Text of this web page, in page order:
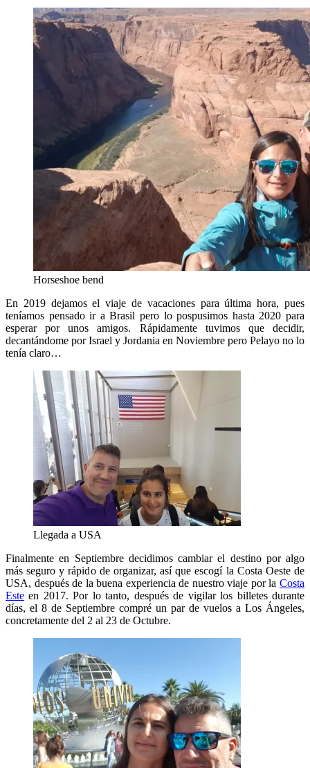
Horseshoe bend
En 2019 dejamos el viaje de vacaciones para última hora, pues
teníamos pensado ir a Brasil pero lo pospusimos hasta 2020 para
esperar por unos amigos. Rápidamente tuvimos que decidir,
decantándome por Israel y Jordania en Noviembre pero Pelayo no lo
tenía claro…
Llegada a USA
Finalmente en Septiembre decidimos cambiar el destino por algo
más seguro y rápido de organizar, así que escogí la Costa Oeste de
USA, después de la buena experiencia de nuestro viaje por la Costa
Este en 2017. Por lo tanto, después de vigilar los billetes durante
días, el 8 de Septiembre compré un par de vuelos a Los Ángeles,
concretamente del 2 al 23 de Octubre.